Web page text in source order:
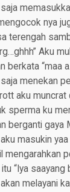
nya
terengah
Aku
berkata “maa
menekan
aku muncrat
sperma ku
berganti gaya
masukin
mengarahkan
“Iya saayang
melayani